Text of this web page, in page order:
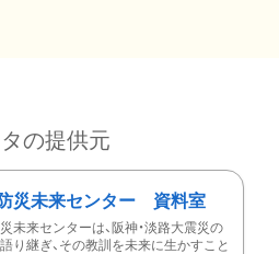
の提供元
災未来センター 資料室
未来センターは、阪神・淡路大震災の
り継ぎ、その教訓を未来に生かすこと